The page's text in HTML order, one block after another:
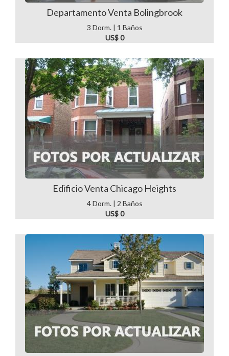
Departamento Venta Bolingbrook
3 Dorm. | 1 Baños
US$ 0
Edificio Venta Chicago Heights
4 Dorm. | 2 Baños
US$ 0